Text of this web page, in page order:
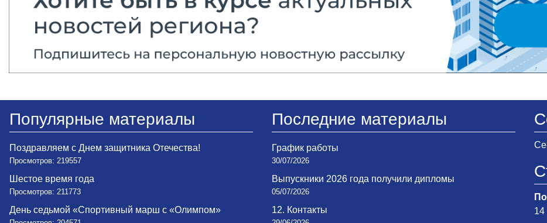
Популярные материалы
Поздравляем с Днем защитника Отечества!
Просмотров: 219557
Шестое время года
Просмотров: 211773
День седьмой «Спортивный марш с «Олимпом»
Последние материалы
График работы
30/07/2026
Выпускники 2026 года получили дипломы
05/07/2026
12. Контакты
14